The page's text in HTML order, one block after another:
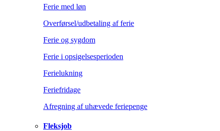
Ferie med løn
Overførsel/udbetaling af ferie
Ferie og sygdom
Ferie i opsigelsesperioden
Ferielukning
Feriefridage
Afregning af uhævede feriepenge
Fleksjob